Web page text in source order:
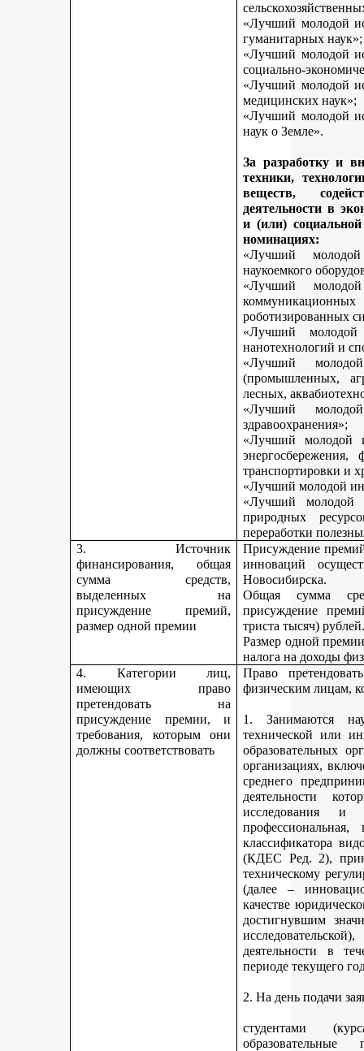
«Лучший молодой
гуманитарных наук»;
«Лучший молодой
социально-
«Лучший молодой
медицинских наук»;
«Лучший молодой
наук о Земле».
За разработку и
техники,
веществ,
деятельности в
и (или)
номинациях:
«Лучший
наукоемкого
«Лучший
роботизированных
«Лучший
нанотехнологий и
«Лучший
(промышленных,
лесных,
«Лучший
здравоохранения»;
«Лучший молодой
транспортировки и
«Лучший молодой
«Лучший молодой
природных
переработки
3. Источник
финансирования, общая
сумма средств,
выделенных на
присуждение премий,
размер одной премии
Присуждение
инноваций
Новосибирска.
Общая сумма
присуждение
триста тысяч)
Размер одной
налога на доходы
4. Категории лиц,
имеющих право
претендовать на
присуждение премии, и
требования, которым они
должны соответствовать
Право
физическим лицам,
1. Занимаются
технической или
образовательных
организациях,
среднего
деятельности
исследования и
классификатора
(КДЕС Ред. 2),
техническому
(далее –
качестве
достигнувшим
деятельности в
периоде текущего
2. На день подачи
студентами
образовательные